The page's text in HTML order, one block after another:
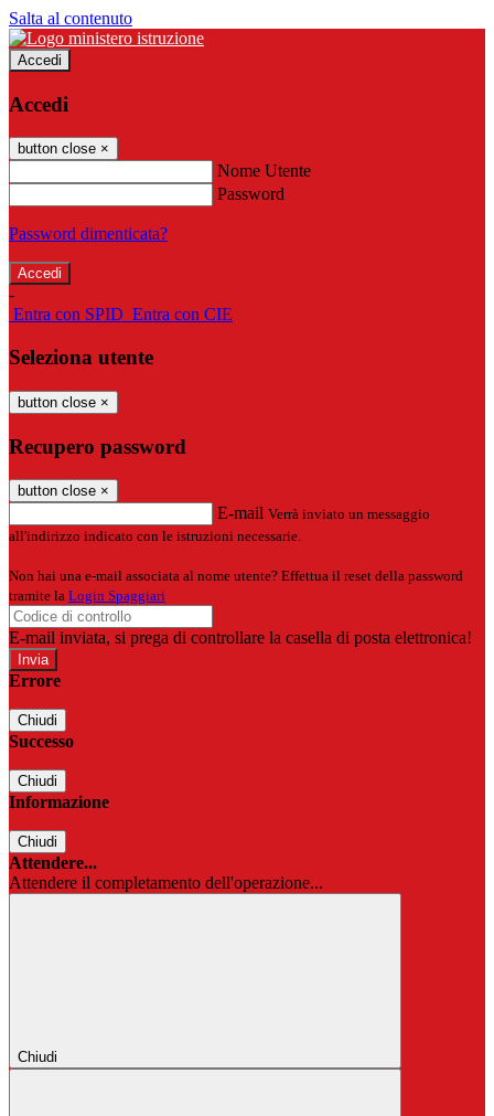
Salta al contenuto
Accedi
Accedi
button close ×
Nome Utente
Password
Password dimenticata?
-
Entra con SPID Entra con CIE
Seleziona utente
button close ×
Recupero password
button close ×
E-mail Verrà inviato un messaggio
all'indirizzo indicato con le istruzioni necessarie.
Non hai una e-mail associata al nome utente? Effettua il reset della password
tramite la Login Spaggiari
E-mail inviata, si prega di controllare la casella di posta elettronica!
Errore
Chiudi
Successo
Chiudi
Informazione
Chiudi
Attendere...
Attendere il completamento dell'operazione...
Chiudi